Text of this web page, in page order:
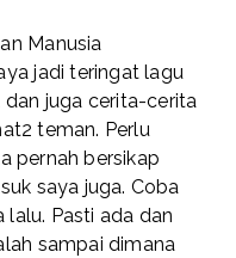
Manusia
jadi teringat lagu
dan juga cerita-cerita
teman. Perlu
pernah bersikap
saya juga. Coba
Pasti ada dan
sampai dimana